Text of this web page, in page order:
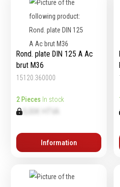
Rond. plate DIN 125 A Ac
brut M36
15120.360000
2 Pieces In stock
0,00€ HTVA
Information